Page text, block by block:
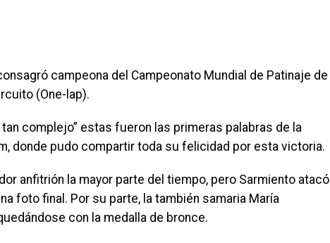
campeona del Campeonato Mundial de Patinaje de
(One-lap).
complejo” estas fueron las primeras palabras de la
donde pudo compartir toda su felicidad por esta victoria.
anfitrión la mayor parte del tiempo, pero Sarmiento atacó
foto final. Por su parte, la también samaria María
con la medalla de bronce.